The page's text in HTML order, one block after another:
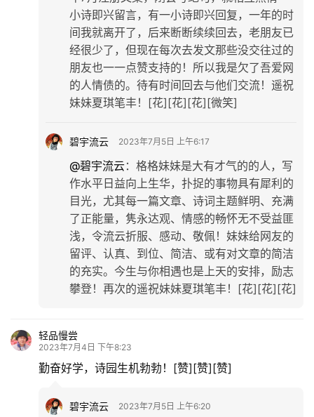
小诗即兴留言，有一小诗即兴回复，一年的时
间我就离开了，后来断断续续回去，老朋友已
经很少了，但现在每次去发文那些没交往过的
朋友也一一点赞支持的！所以我是欠了吾爱网
的人情债的。待有时间回去与他们交流！遥祝
妹妹夏琪笔丰！[花][花][花][微笑]
碧宇流云 2023年7月5日 上午6:17
@碧宇流云： 格格妹妹是大有才气的的人，写
作水平日益向上生华，扑捉的事物具有犀利的
目光，尤其每一篇文章、诗词主题鲜明、充满
了正能量，隽永达观、情感的畅怀无不受益匪
浅，令流云折服、感动、敬佩！妹妹给网友的
留评、认真、到位、简洁、或有对文章的简洁
的充实。今生与你相遇也是上天的安排，励志
攀登！再次的遥祝妹妹夏琪笔丰！[花][花][花]
轻品慢尝
2023年7月4日 下午8:23
勤奋好学，诗园生机勃勃！[赞][赞][赞]
碧宇流云 2023年7月5日 上午6:20